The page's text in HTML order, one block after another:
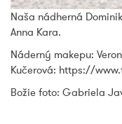
Naša nádherná
Anna Kara.
Náderný makepu:
Kučerová: https://
Božie foto: Gabriela